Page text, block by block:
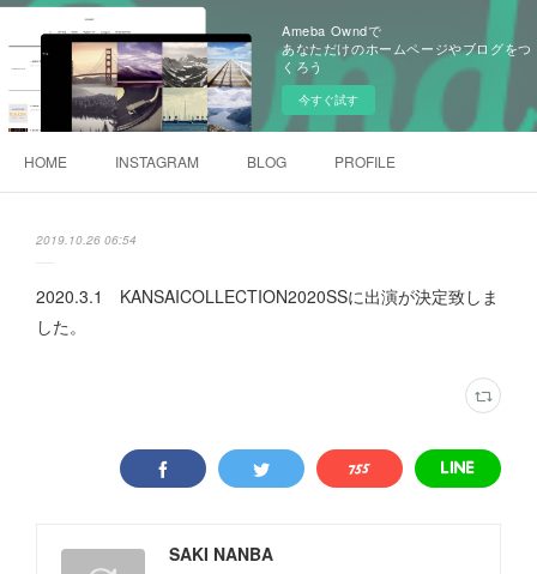
Ameba Owndで
あなただけのホームページやブログをつ
くろう
今すぐ試す
HOME INSTAGRAM BLOG PROFILE
2019.10.26 06:54
2020.3.1 KANSAICOLLECTION2020SSに出演が決定致しま
した。
SAKI NANBA